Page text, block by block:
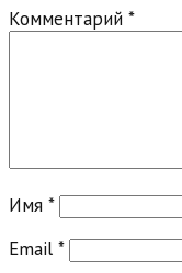
Комментарий *
Имя *
Email *